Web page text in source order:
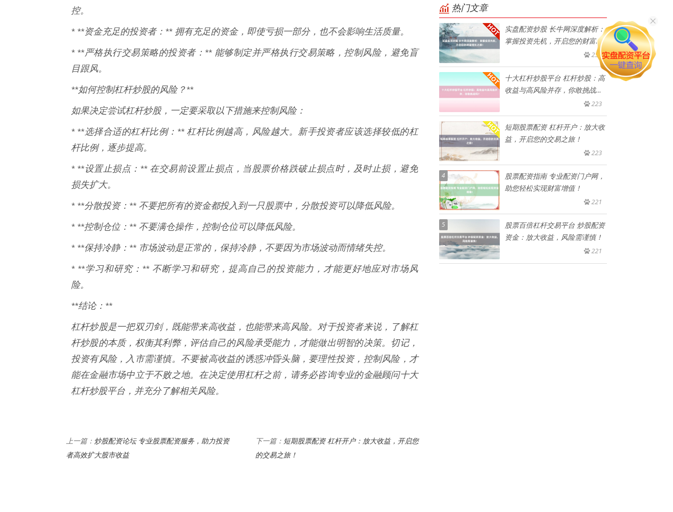
控。
* **资金充足的投资者：** 拥有充足的资金，即使亏损一部分，也不会影响生活质量。
* **严格执行交易策略的投资者：** 能够制定并严格执行交易策略，控制风险，避免盲
目跟风。
**如何控制杠杆炒股的风险？**
如果决定尝试杠杆炒股，一定要采取以下措施来控制风险：
* **选择合适的杠杆比例：** 杠杆比例越高，风险越大。新手投资者应该选择较低的杠
杆比例，逐步提高。
* **设置止损点：** 在交易前设置止损点，当股票价格跌破止损点时，及时止损，避免
损失扩大。
* **分散投资：** 不要把所有的资金都投入到一只股票中，分散投资可以降低风险。
* **控制仓位：** 不要满仓操作，控制仓位可以降低风险。
* **保持冷静：** 市场波动是正常的，保持冷静，不要因为市场波动而情绪失控。
* **学习和研究：** 不断学习和研究，提高自己的投资能力，才能更好地应对市场风
险。
**结论：**
杠杆炒股是一把双刃剑，既能带来高收益，也能带来高风险。对于投资者来说，了解杠
杆炒股的本质，权衡其利弊，评估自己的风险承受能力，才能做出明智的决策。切记，
投资有风险，入市需谨慎。不要被高收益的诱惑冲昏头脑，要理性投资，控制风险，才
能在金融市场中立于不败之地。在决定使用杠杆之前，请务必咨询专业的金融顾问十大
杠杆炒股平台，并充分了解相关风险。
上一篇： 炒股配资论坛 专业股票配资服务，助力投资
者高效扩大股市收益
下一篇： 短期股票配资 杠杆开户：放大收益，开启您
的交易之旅！
热门文章
实盘配资炒股 长牛网深度解析：
掌握投资先机，开启您的财富增
232
十大杠杆炒股平台 杠杆炒股：高
收益与高风险并存，你敢挑战
223
短期股票配资 杠杆开户：放大收
益，开启您的交易之旅！
223
4
股票配资指南 专业配资门户网，
助您轻松实现财富增值！
221
5
股票百倍杠杆交易平台 炒股配资
资金：放大收益，风险需谨慎！
221